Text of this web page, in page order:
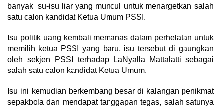
banyak isu-isu liar yang muncul untuk menargetkan salah
satu calon kandidat Ketua Umum PSSI.
Isu politik uang kembali memanas dalam perhelatan untuk
memilih ketua PSSI yang baru, isu tersebut di gaungkan
oleh sekjen PSSI terhadap LaNyalla Mattalatti sebagai
salah satu calon kandidat Ketua Umum.
Isu ini kemudian berkembang besar di kalangan penikmat
sepakbola dan mendapat tanggapan tegas, salah satunya